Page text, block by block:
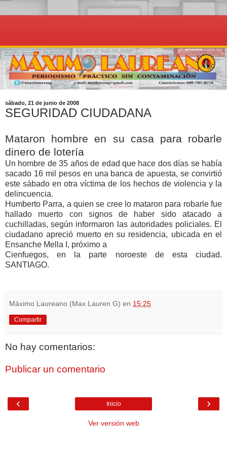
sábado, 21 de junio de 2008
SEGURIDAD CIUDADANA
Mataron hombre en su casa para robarle
dinero de lotería
Un hombre de 35 años de edad que hace dos días se había
sacado 16 mil pesos en una banca de apuesta, se convirtió
este sábado en otra víctima de los hechos de violencia y la
delincuencia.
Humberto Parra, a quien se cree lo mataron para robarle fue
hallado muerto con signos de haber sido atacado a
cuchilladas, según informaron las autoridades policiales. El
ciudadanoapreció muerto en su residencia, ubicada en el
Ensanche Mella I, próximo a
Cienfuegos, en la parte noroeste de esta ciudad.
SANTIAGO.
Máximo Laureano (Max Lauren G) en 15:25
Compartir
No hay comentarios:
Publicar un comentario
‹ ›
Inicio
Ver versión web